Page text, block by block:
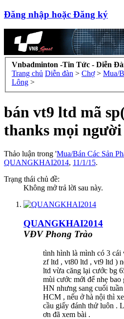
Đăng nhập hoặc Đăng ký
Vnbadminton -Tin Tức - Diễn
Trang chủ Diễn đàn > Chợ > Mua/
Lông >
bán vt9 ltd mã
thanks mọi người
Thảo luận trong 'Mua/Bán Các Sản
QUANGKHAI2014, 11/1/15.
Trạng thái chủ đề:
Không mở trả lời sau này.
QUANGKHAI2014
VĐV Phong Trào
tình hình là mình có 3 cái
zf ltd , vt80 ltd , vt9 ltd )
ltd vừa căng lại cước bg
mùi cước mới để nhẹ
HN nhưng sang cuối
HCM , nếu ở hà nội thì
cầu giấy đánh thử luôn .
ơn đã xem bài .